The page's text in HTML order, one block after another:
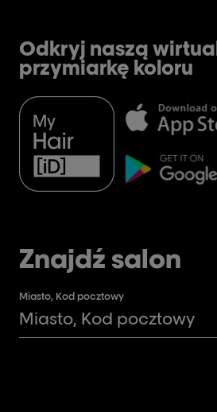
Odkryj naszą
przymiarkę koloru
Znajdź salon
Miasto, Kod pocztowy